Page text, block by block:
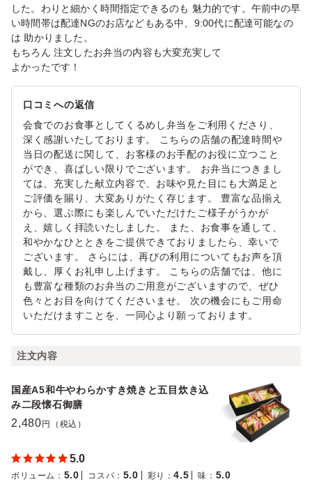
した。わりと細かく時間指定できるのも 魅力的です。午前中の早
い時間帯は配達NGのお店などもある中、9:00代に配達可能なの
は 助かりました。
もちろん 注文したお弁当の内容も大変充実して
よかったです！
口コミへの返信
会食でのお食事としてくるめし弁当をご利用くださり、
深く感謝いたしております。 こちらの店舗の配達時間や
当日の配送に関して、お客様のお手配のお役に立つこと
ができ、喜ばしい限りでございます。 お弁当につきまし
ては、充実した献立内容で、お味や見た目にも大満足と
ご評価を賜り、大変ありがたく存じます。 豊富な品揃え
から、選ぶ際にも楽しんでいただけたご様子がうかが
え、嬉しく拝読いたしました。 また、お食事を通して、
和やかなひとときをご提供できておりましたら、幸いで
ございます。 さらには、再びの利用についてもお声を頂
戴し、厚くお礼申し上げます。 こちらの店舗では、他に
も豊富な種類のお弁当のご用意がございますので、ぜひ
色々とお目を向けてくださいませ。 次の機会にもご用命
いただけますことを、一同心より願っております。
注文内容
国産A5和牛やわらかすき焼きと五目炊き込
み二段懐石御膳
2,480 円（税込）
5.0
ボリューム ： 5.0 コスパ ： 5.0 彩り ：4.5 味 ： 5.0